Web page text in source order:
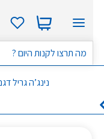
נינג’ה גריל דגם AG653